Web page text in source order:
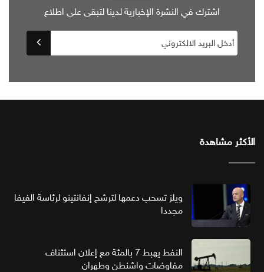
اشترك في النشرة الإخبارية لدينا لتبقى على اطلاع
الأكثر مشاهدة
ويلز تسحب دعمها لترشح إنفانتينو لرئاسة الفيفا
مجددا
النفط يهبط 7 بالمئة مع إعلان استئناف
مفاوضات واشنطن وطهران